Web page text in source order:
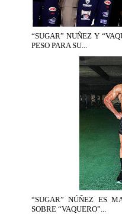
“SUGAR” NUÑEZ Y
PESO PARA SU...
“SUGAR” NÚÑEZ ES
SOBRE “VAQUERO”...